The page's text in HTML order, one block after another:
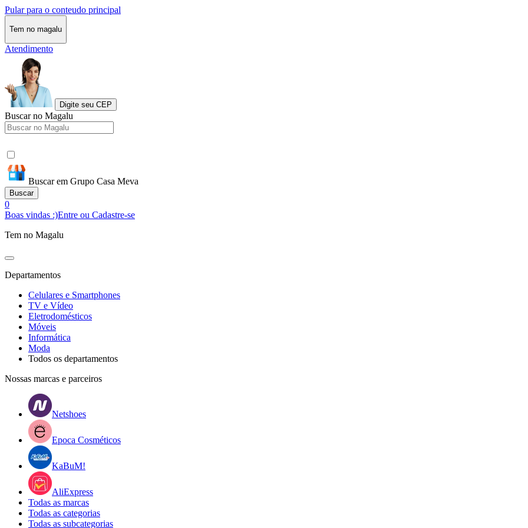
Pular para o conteudo principal
Tem no magalu
Atendimento
Digite seu CEP
Buscar no Magalu
Buscar em Grupo Casa Meva
Buscar
0
Boas vindas :)Entre ou Cadastre-se
Tem no Magalu
Departamentos
Celulares e Smartphones
TV e Vídeo
Eletrodomésticos
Móveis
Informática
Moda
Todos os departamentos
Nossas marcas e parceiros
Netshoes
Epoca Cosméticos
KaBuM!
AliExpress
Todas as marcas
Todas as categorias
Todas as subcategorias